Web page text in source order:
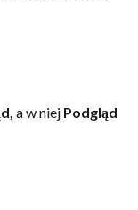
a w niej Podgląd